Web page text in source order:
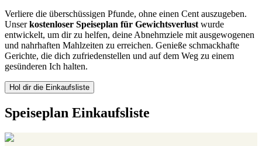
Verliere die überschüssigen Pfunde, ohne einen Cent auszugeben.
Unserkostenloser Speiseplan für Gewichtsverlust wurde
entwickelt, um dir zu helfen, deine Abnehmziele mit ausgewogenen
und nahrhaften Mahlzeiten zu erreichen. Genieße schmackhafte
Gerichte, die dich zufriedenstellen und auf dem Weg zu einem
gesünderen Ich halten.
Hol dir die Einkaufsliste
Speiseplan Einkaufsliste